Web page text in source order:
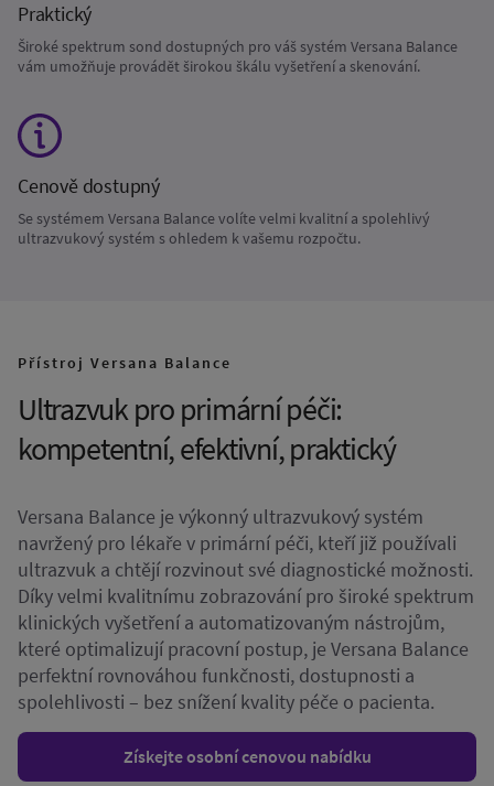
Praktický
Široké spektrum sond dostupných pro váš systém Versana Balance
vám umožňuje provádět širokou škálu vyšetření a skenování.
Cenově dostupný
Se systémem Versana Balance volíte velmi kvalitní a spolehlivý
ultrazvukový systém s ohledem k vašemu rozpočtu.
Přístroj Versana Balance
Ultrazvuk pro primární péči:
kompetentní, efektivní, praktický
Versana Balance je výkonný ultrazvukový systém
navržený pro lékaře v primární péči, kteří již používali
ultrazvuk a chtějí rozvinout své diagnostické možnosti.
Díky velmi kvalitnímu zobrazování pro široké spektrum
klinických vyšetření a automatizovaným nástrojům,
které optimalizují pracovní postup, je Versana Balance
perfektní rovnováhou funkčnosti, dostupnosti a
spolehlivosti – bez snížení kvality péče o pacienta.
Získejte osobní cenovou nabídku